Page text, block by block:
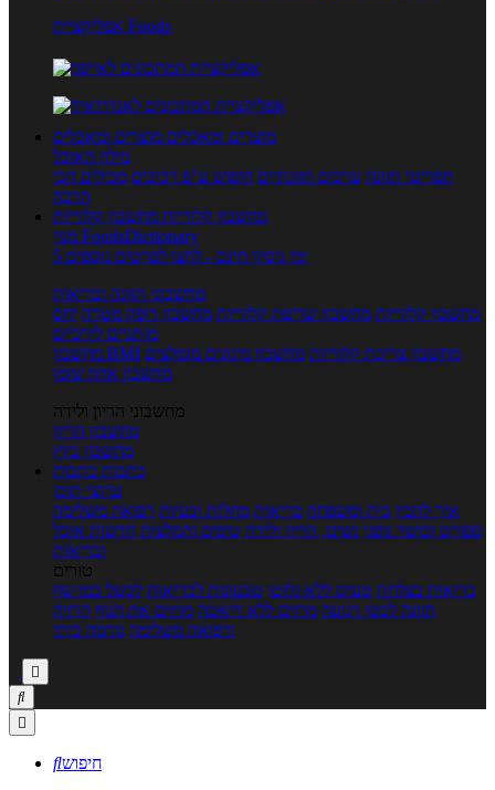
אפליקציית Foods
מוצרים ומאכלים מוצרים ומאכלים
מילון האוכל
תפריטי תזונה ערכים תזונתיים חיפוש ע"פ רכיבים מכילים הכי
הרבה
מחשבון קלוריות מחשבון קלוריות
מנוי FoodsDictionary
5 ימי ניסיון חינם - לחצו לפרטים נוספים
מחשבוני תזונה ובריאות
מחשבון קלוריות מחשבון שריפת קלוריות מחשבון דופק מטרה יחס
מותניים לירכיים
מחשבון BMI
מחשבון צריכת קלוריות מחשבון מינונים מומלצים
מחשבון אחוז שומן
מחשבוני הריון ולידה
מחשבון הריון
מחשבון ביוץ
כתבות כתבות
ערוצי תוכן
איך להכין בית ומשפחה בריאות מחלות ובעיות רפואה משלימה
ספורט וכושר גופני נשים, הריון ולידה טיפים והמלצות חדשות אוכל
ובריאות
טורים
בריאות בצלחת טעים ללא גלוטן טבעונות לבריאות לבשל כמו שף
תזונה לבטן רגועה מרזים ללא דיאטה מזיזים את הגוף הרזיה
ורפואה משלימה גורמה ביתי



חיפוש